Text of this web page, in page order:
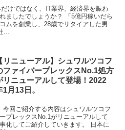
けではなく、IT業界、経済界を賑わ
ましたでしょうか？ 「5億円稼いだら
ムを創業し、28歳でリタイアした男
...
リニューアル】シュワルツコフ
ファイバープレックスNo.1処方
リニューアルして登場！2022
1月13日。
回ご紹介する内容はシュワルツコフ
プレックスNo.1がリニューアルして
化してご紹介していきます。 日本に